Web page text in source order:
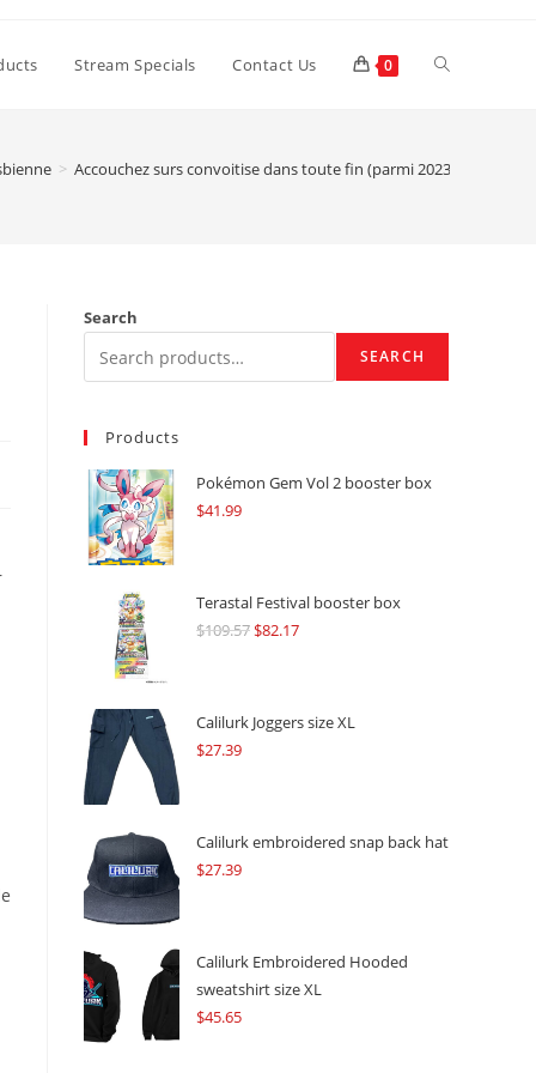
Stream Specials Contact Us 0 Toggle
> Accouchez surs convoitise dans toute fin (parmi 2023)
Search
SEARCH
Products
Pokémon Gem Vol 2 booster box
$41.99
Terastal Festival booster box
$109.57Original
$109.57.
$82.17Current
$82.17.
Calilurk Joggers size XL
$27.39
Calilurk embroidered snap back hat
$27.39
Calilurk Embroidered Hooded
sweatshirt size XL
$45.65